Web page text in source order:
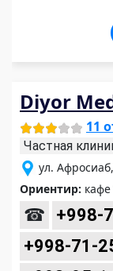
Diyor
11
Частная
ул.
Ориентир:
☎
+998-
+998-71-